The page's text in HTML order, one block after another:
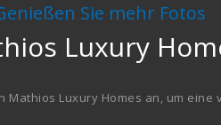
Sie mehr Fotos
Luxury
Mathios Luxury Homes an, um